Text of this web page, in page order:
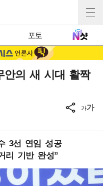
포토
의 새 시대 활짝
가가
3선 연임 성공
리 기반 완성”